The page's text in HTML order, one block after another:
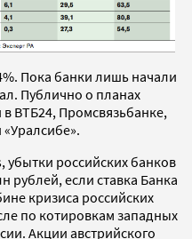
Пока банки лишь начали
Публично о планах
ВТБ24, Промсвязьбанке,
убытки российских банков
рублей, если ставка Банка
кризиса российских
по котировкам западных
Акции австрийского